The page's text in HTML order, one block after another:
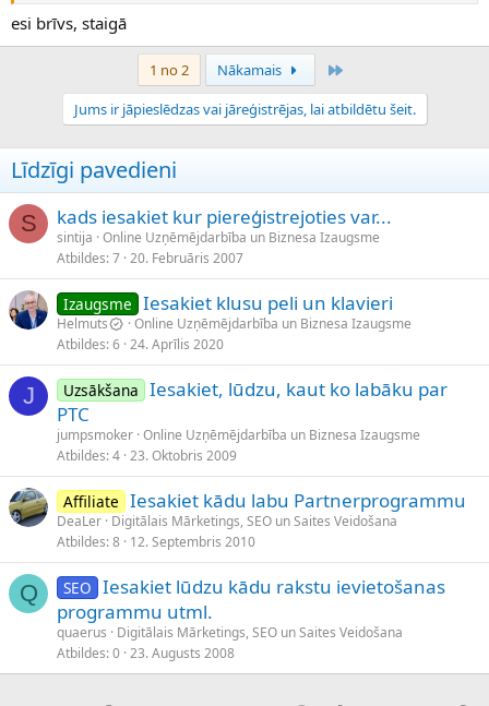
esi brīvs, staigā
1 no 2 Nākamais
Jums ir jāpieslēdzas vai jāreģistrējas, lai atbildētu šeit.
Līdzīgi pavedieni
S kads iesakiet kur piereģistrejoties var...
sintija Online Uzņēmējdarbība un Biznesa Izaugsme
Atbildes 7 20. Februāris 2007
Izaugsme Iesakiet klusu peli un klavieri
Helmuts
Online Uzņēmējdarbība un Biznesa Izaugsme
Atbildes 6 24. Aprīlis 2020
J Uzsākšana Iesakiet, lūdzu, kaut ko labāku par
PTC
jumpsmoker Online Uzņēmējdarbība un Biznesa Izaugsme
Atbildes 4 23. Oktobris 2009
Affiliate Iesakiet kādu labu Partnerprogrammu
DeaLer Digitālais Mārketings, SEO un Saites Veidošana
Atbildes 8 12. Septembris 2010
Q SEO Iesakiet lūdzu kādu rakstu ievietošanas
programmu utml.
quaerus
Digitālais Mārketings, SEO un Saites Veidošana
Atbildes 0 23. Augusts 2008